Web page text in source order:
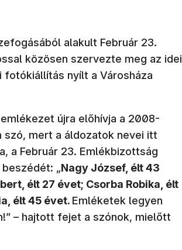
alakult Február 23.
közösen szervezte meg az idei
nyílt a Városháza
újra előhívja a 2008-
mert a áldozatok nevei itt
a Február 23. Emlékbizottság
„Nagy József, élt 43
élt 27 évet; Csorba Robika, élt
élt 45 évet. Emléketek legyen
– hajtott fejet a szónok, mielőtt